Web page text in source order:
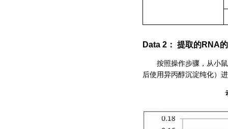
Data 2： 提取的RNA
按照操作步骤，从小鼠
后使用异丙醇沉淀纯化）